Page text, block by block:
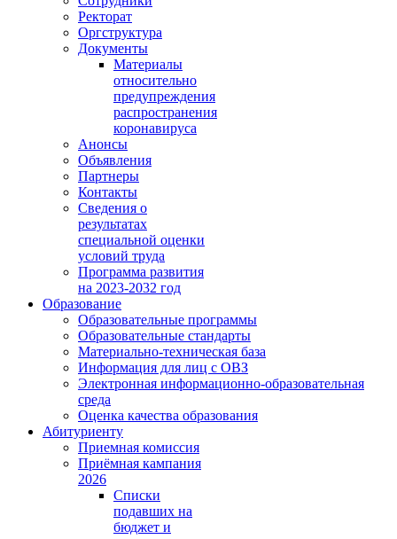
Ректорат
Оргструктура
Документы
Материалы
относительно
предупреждения
распространения
коронавируса
Анонсы
Объявления
Партнеры
Контакты
Сведения о
результатах
специальной оценки
условий труда
Программа развития
на 2023-2032 год
Образование
Образовательные программы
Образовательные стандарты
Материально-техническая база
Информация для лиц с ОВЗ
Электронная информационно-образовательная
среда
Оценка качества образования
Абитуриенту
Приемная комиссия
Приёмная кампания
2026
Списки
подавших на
бюджет и